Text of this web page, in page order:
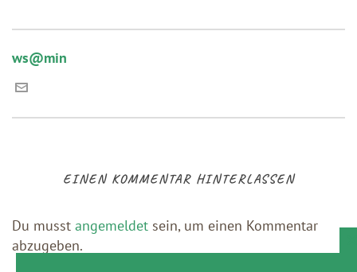
ws@min
EINEN KOMMENTAR HINTERLASSEN
Du musst angemeldet sein, um einen Kommentar
abzugeben.